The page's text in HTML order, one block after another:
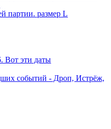
партии. размер L
Вот эти даты
событий - Дроп, Истрёж,